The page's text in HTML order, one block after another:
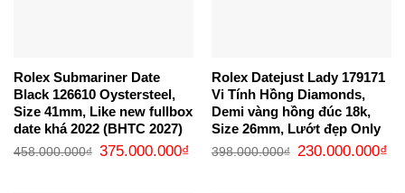
Rolex Submariner Date
Black 126610 Oystersteel,
Size 41mm, Like new fullbox
date khá 2022 (BHTC 2027)
458.000.000₫
Giá
gốc
375.000.000₫Giá
hiện
Rolex Datejust Lady 179171
Vi Tính Hồng Diamonds,
Demi vàng hồng đúc 18k,
Size 26mm, Lướt đẹp Only
398.000.000₫
Giá
gốc
230.000.000₫